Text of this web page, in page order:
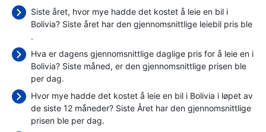
Siste året, hvor mye hadde det kostet å leie en bil i
Bolivia? Siste året har den gjennomsnittlige leiebil pris ble
.
Hva er dagens gjennomsnittlige daglige pris for å leie en i
Bolivia? Siste måned, er den gjennomsnittlige prisen ble
per dag.
Hvor mye hadde det kostet å leie en bil i Bolivia i løpet av
de siste 12 måneder? Siste Året har den gjennomsnittlige
prisen ble per dag.